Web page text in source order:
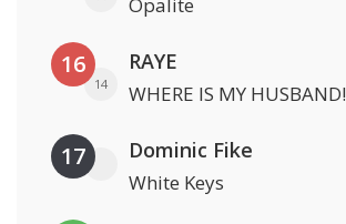
Opalite
16
14
RAYE
WHERE IS MY HUSBAND!
17 Dominic Fike
White Keys